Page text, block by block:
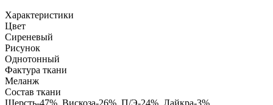
Характеристики
Цвет
Сиреневый
Рисунок
Однотонный
Фактура ткани
Меланж
Состав ткани
Шерсть-47%, Вискоза-26%, П/Э-24%, Лайкра-3%